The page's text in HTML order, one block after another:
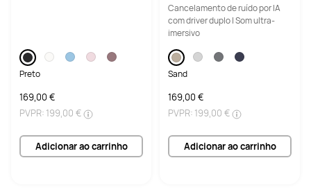
Preto
169,00 €
PVPR: 199,00 €
Adicionar ao carrinho
Cancelamento de ruído por IA
com driver duplo | Som ultra-
imersivo
Sand
169,00 €
PVPR: 199,00 €
Adicionar ao carrinho